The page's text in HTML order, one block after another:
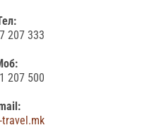
207 333
207 500
travel.mk